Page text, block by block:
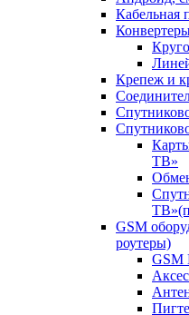
Кабельная
Крепеж и
ТВ»
GSM
роутеры)
GSM